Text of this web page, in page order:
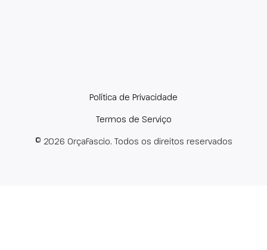
© 2026 OrçaFascio. Todos os direitos reservados
Política de Privacidade
Termos de Serviço